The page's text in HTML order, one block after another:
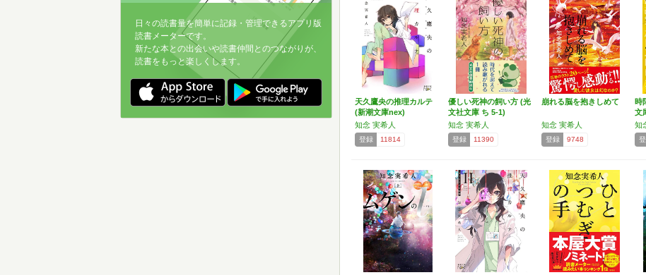
天久鷹央の推理カルテ
(新潮文庫nex)
知念 実希人
登録 11814
優しい死神の飼い方 (光
文社文庫 ち 5-1)
知念 実希人
登録 11390
崩れる脳を抱きしめて
知念 実希人
登録 9748
時
文
知
日々の読書量を簡単に記録・管理できるアプリ版
読書メーターです。
新たな本との出会いや読書仲間とのつながりが、
読書をもっと楽しくします。